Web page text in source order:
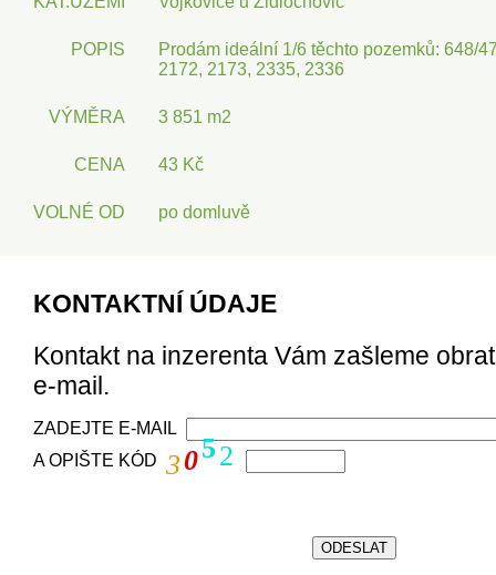
POPIS
Prodám ideální 1/6 těchto pozemků: 648/
2172, 2173, 2335, 2336
VÝMĚRA 3 851 m2
CENA 43 Kč
VOLNÉ OD po domluvě
KONTAKTNÍ ÚDAJE
Kontakt na inzerenta Vám zašleme
e-mail.
ZADEJTE E-MAIL
A OPIŠTE KÓD 3052